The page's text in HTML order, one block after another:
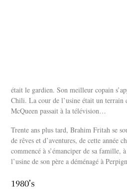
était le gardien. Son meilleur copain
Chili. La cour de l’usine était un terrain
McQueen passait à la télévision…
Trente ans plus tard, Brahim Fritah se
de rêves et d’aventures, de cette année
commencé à s’émanciper de sa famille,
l’usine de son père a déménagé à
1980’s